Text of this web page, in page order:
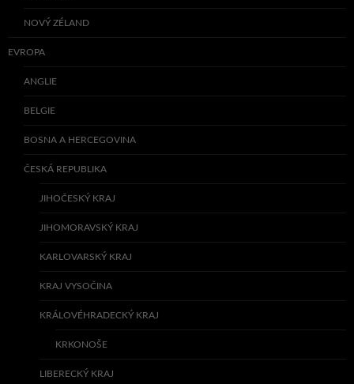
NOVÝ ZÉLAND
EVROPA
ANGLIE
BELGIE
BOSNA A HERCEGOVINA
ČESKÁ REPUBLIKA
JIHOČESKÝ KRAJ
JIHOMORAVSKÝ KRAJ
KARLOVARSKÝ KRAJ
KRAJ VYSOČINA
KRÁLOVÉHRADECKÝ KRAJ
KRKONOŠE
LIBERECKÝ KRAJ